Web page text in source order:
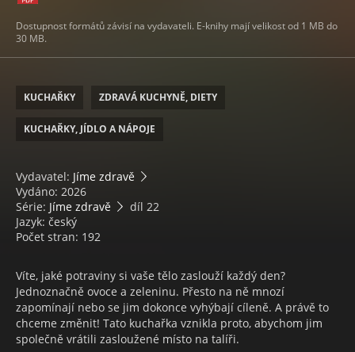
Dostupnost formátů závisí na vydavateli. E-knihy mají velikost od 1 MB do
30 MB.
KUCHAŘKY ZDRAVÁ KUCHYNĚ, DIETY
KUCHAŘKY, JÍDLO A NÁPOJE
Vydavatel: Jíme zdravě
Vydáno: 2026
Série: Jíme zdravě
díl 22
Jazyk: český
Počet stran: 192
Víte, jaké potraviny si vaše tělo zaslouží každý den?
Jednoznačně ovoce a zeleninu. Přesto na ně mnozí
zapomínají nebo se jim dokonce vyhýbají cíleně. A právě to
chceme změnit! Tato kuchařka vznikla proto, abychom jim
společně vrátili zasloužené místo na talíři.